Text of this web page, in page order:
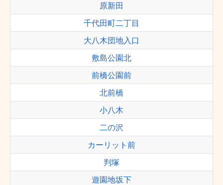
原新田
千代田町二丁目
大八木団地入口
敷島公園北
前橋公園前
北前橋
小八木
二の沢
カーリット前
判塚
遊園地坂下